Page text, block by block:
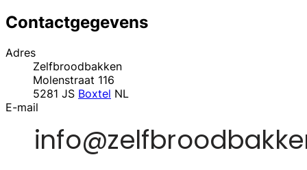
Contactgegevens
Adres
Zelfbroodbakken
Molenstraat 116
5281 JS Boxtel NL
E-mail